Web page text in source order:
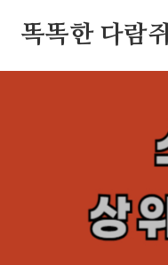
똑똑한 다람쥐